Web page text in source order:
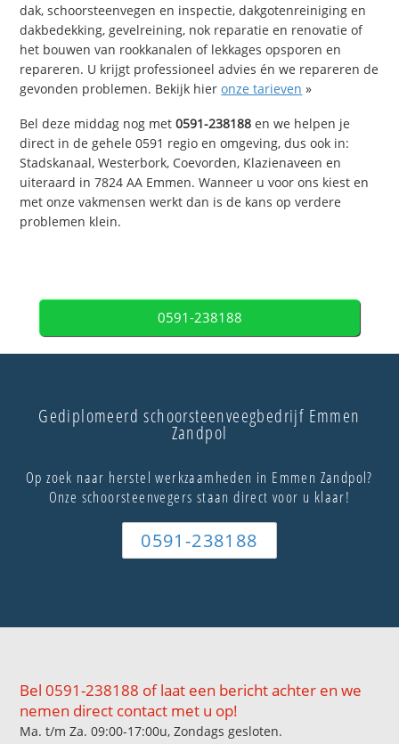
dak, schoorsteenvegen en inspectie, dakgotenreiniging en
dakbedekking, gevelreining, nok reparatie en renovatie of
het bouwen van rookkanalen of lekkages opsporen en
repareren. U krijgt professioneel advies én we repareren de
gevonden problemen. Bekijk hieronze tarieven »
Bel deze middag nog met0591-238188 en we helpen je
direct in de gehele 0591 regio en omgeving, dus ook in:
Stadskanaal, Westerbork, Coevorden, Klazienaveen en
uiteraard in 7824 AA Emmen. Wanneer u voor ons kiest en
met onze vakmensen werkt dan is de kans op verdere
problemen klein.
0591-238188
Gediplomeerd schoorsteenveegbedrijf Emmen
Zandpol
Op zoek naar herstel werkzaamheden in Emmen Zandpol?
Onze schoorsteenvegers staan direct voor u klaar!
0591-238188
Bel 0591-238188 of laat een bericht achter en we
nemen direct contact met u op!
Ma. t/m Za. 09:00-17:00u, Zondags gesloten.